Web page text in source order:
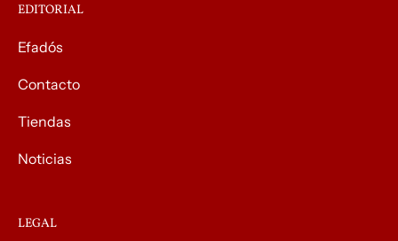
EDITORIAL
Efadós
Contacto
Tiendas
Noticias
LEGAL